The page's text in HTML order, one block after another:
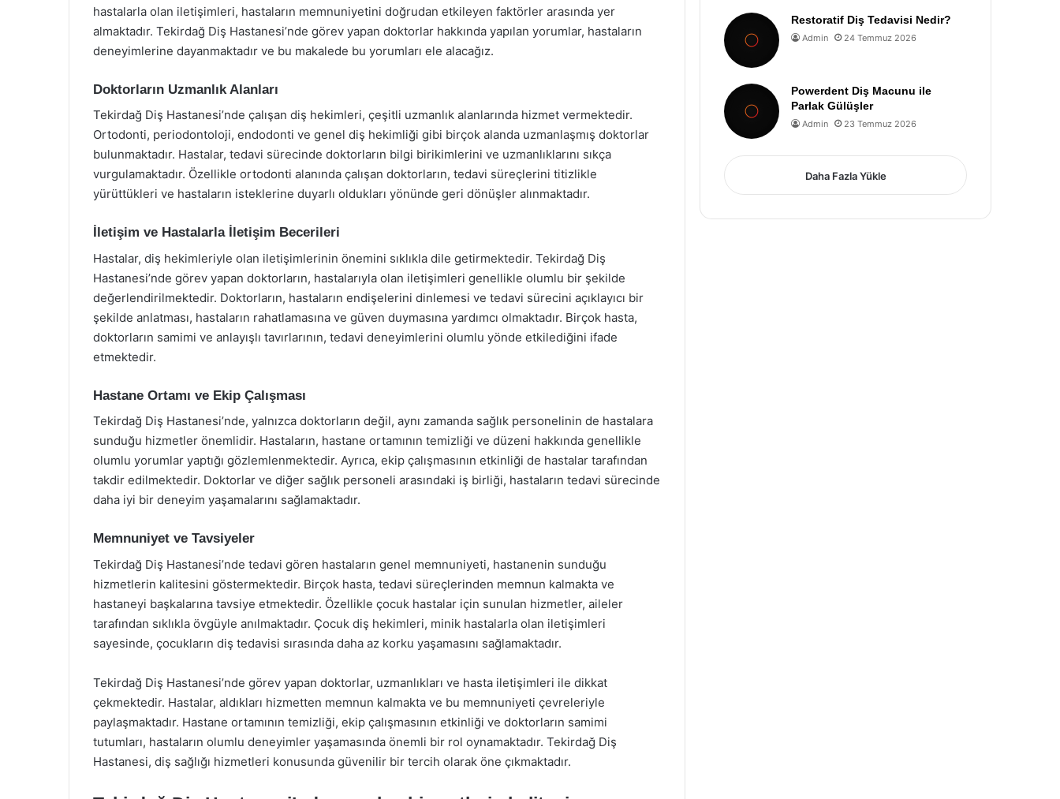
hastalarla olan iletişimleri, hastaların memnuniyetini doğrudan etkileyen faktörler arasında yer
almaktadır. Tekirdağ Diş Hastanesi’nde görev yapan doktorlar hakkında yapılan yorumlar, hastaların
deneyimlerine dayanmaktadır ve bu makalede bu yorumları ele alacağız.
Doktorların Uzmanlık Alanları
Tekirdağ Diş Hastanesi’nde çalışan diş hekimleri, çeşitli uzmanlık alanlarında hizmet vermektedir.
Ortodonti, periodontoloji, endodonti ve genel diş hekimliği gibi birçok alanda uzmanlaşmış doktorlar
bulunmaktadır. Hastalar, tedavi sürecinde doktorların bilgi birikimlerini ve uzmanlıklarını sıkça
vurgulamaktadır. Özellikle ortodonti alanında çalışan doktorların, tedavi süreçlerini titizlikle
yürüttükleri ve hastaların isteklerine duyarlı oldukları yönünde geri dönüşler alınmaktadır.
İletişim ve Hastalarla İletişim Becerileri
Hastalar, diş hekimleriyle olan iletişimlerinin önemini sıklıkla dile getirmektedir. Tekirdağ Diş
Hastanesi’nde görev yapan doktorların, hastalarıyla olan iletişimleri genellikle olumlu bir şekilde
değerlendirilmektedir. Doktorların, hastaların endişelerini dinlemesi ve tedavi sürecini açıklayıcı bir
şekilde anlatması, hastaların rahatlamasına ve güven duymasına yardımcı olmaktadır. Birçok hasta,
doktorların samimi ve anlayışlı tavırlarının, tedavi deneyimlerini olumlu yönde etkilediğini ifade
etmektedir.
Hastane Ortamı ve Ekip Çalışması
Tekirdağ Diş Hastanesi’nde, yalnızca doktorların değil, aynı zamanda sağlık personelinin de hastalara
sunduğu hizmetler önemlidir. Hastaların, hastane ortamının temizliği ve düzeni hakkında genellikle
olumlu yorumlar yaptığı gözlemlenmektedir. Ayrıca, ekip çalışmasının etkinliği de hastalar tarafından
takdir edilmektedir. Doktorlar ve diğer sağlık personeli arasındaki iş birliği, hastaların tedavi sürecinde
daha iyi bir deneyim yaşamalarını sağlamaktadır.
Memnuniyet ve Tavsiyeler
Tekirdağ Diş Hastanesi’nde tedavi gören hastaların genel memnuniyeti, hastanenin sunduğu
hizmetlerin kalitesini göstermektedir. Birçok hasta, tedavi süreçlerinden memnun kalmakta ve
hastaneyi başkalarına tavsiye etmektedir. Özellikle çocuk hastalar için sunulan hizmetler, aileler
tarafından sıklıkla övgüyle anılmaktadır. Çocuk diş hekimleri, minik hastalarla olan iletişimleri
sayesinde, çocukların diş tedavisi sırasında daha az korku yaşamasını sağlamaktadır.
Tekirdağ Diş Hastanesi’nde görev yapan doktorlar, uzmanlıkları ve hasta iletişimleri ile dikkat
çekmektedir. Hastalar, aldıkları hizmetten memnun kalmakta ve bu memnuniyeti çevreleriyle
paylaşmaktadır. Hastane ortamının temizliği, ekip çalışmasının etkinliği ve doktorların samimi
tutumları, hastaların olumlu deneyimler yaşamasında önemli bir rol oynamaktadır. Tekirdağ Diş
Hastanesi, diş sağlığı hizmetleri konusunda güvenilir bir tercih olarak öne çıkmaktadır.
Restoratif Diş Tedavisi Nedir?
Admin 24 Temmuz 2026
Powerdent Diş Macunu ile
Parlak Gülüşler
Admin 23 Temmuz 2026
Daha Fazla Yükle